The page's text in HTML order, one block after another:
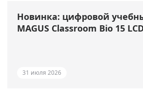
Новинка: цифровой
MAGUS Classroom Bio 15
31 июля 2026